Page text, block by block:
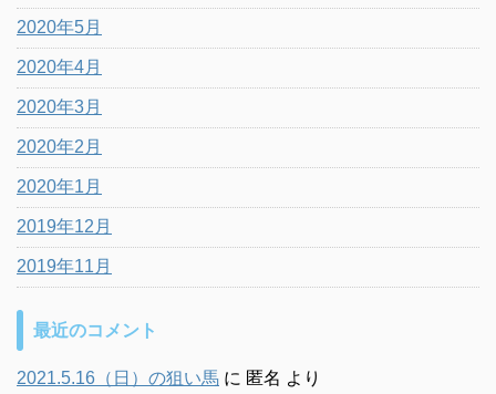
2020年5月
2020年4月
2020年3月
2020年2月
2020年1月
2019年12月
2019年11月
最近のコメント
2021.5.16（日）の狙い馬 に 匿名 より